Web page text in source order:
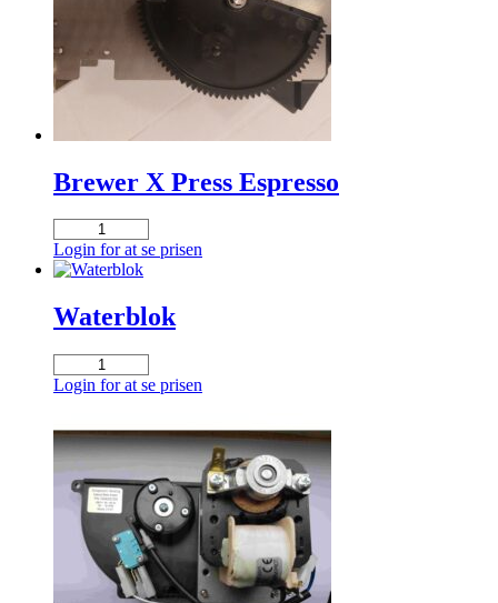
Brewer X Press Espresso
Brewer
X
Press
antal
Login for at se prisen
Waterblok
Waterblok
antal
Login for at se prisen